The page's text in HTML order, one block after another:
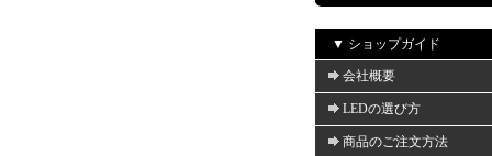
▼ ショップガイド
会社概要
LEDの選び方
商品のご注文方法